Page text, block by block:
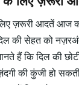
ज़रूरी आदतें आज
की सेहत को
हैं कि दिल की
की कुंजी हो